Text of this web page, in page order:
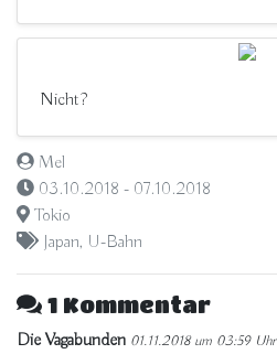
Nicht?
Mel
03.10.2018 - 07.10.2018
Tokio
Japan, U-Bahn
1 Kommentar
Die Vagabunden 01.11.2018 um 03:59 Uhr